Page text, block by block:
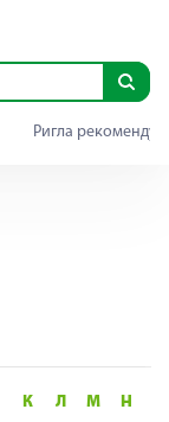
Ригла
К Л М
Н